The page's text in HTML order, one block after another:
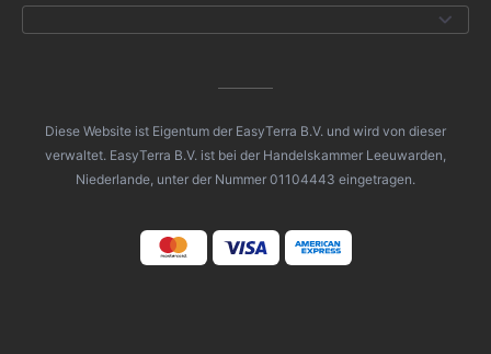
Diese Website ist Eigentum der EasyTerra B.V. und wird von dieser
verwaltet. EasyTerra B.V. ist bei der Handelskammer Leeuwarden,
Niederlande, unter der Nummer 01104443 eingetragen.